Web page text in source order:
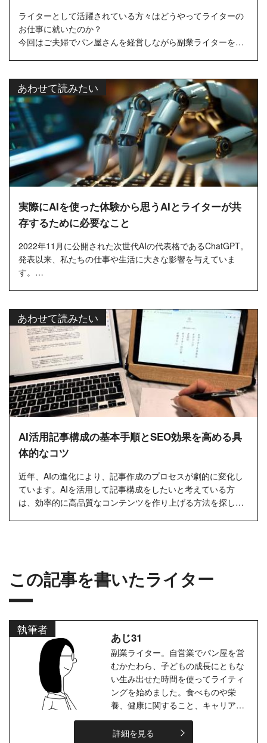
ライターとして活躍されている方々はどうやってライターの
お仕事に就いたのか？
今回はご夫婦でパン屋さんを経営しながら副業ライターをし
あわせて読みたい
実際にAIを使った体験から思うAIとライターが共
存するために必要なこと
2022年11月に公開された次世代AIの代表格であるChatGPT。
発表以来、私たちの仕事や生活に大きな影響を与えていま
す。
ティングの世...
あわせて読みたい
AI活用記事構成の基本手順とSEO効果を高める具
体的なコツ
近年、AIの進化により、記事作成のプロセスが劇的に変化し
ています。AIを活用して記事構成をしたいと考えている方
は、効率的に高品質なコンテンツを作り上げる方法を探して
この記事を書いたライター
執筆者
あじ31
副業ライター。自営業でパン屋を営
むかたわら、子どもの成長にともな
い生み出せた時間を使ってライティ
ングを始めました。食べものや栄
養、健康に関すること、キャリアや
転職、不登校、SDGsなどが得意ジ
ャンルです。好きなもの・ことは、
詳細を見る